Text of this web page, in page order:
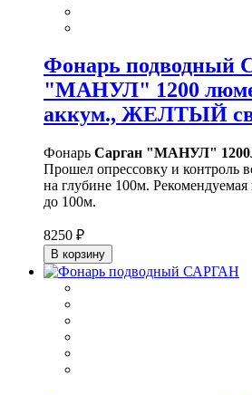
Фонарь подводный
"МАНУЛ" 1200
аккум., ЖЕЛТЫЙ
Фонарь Сарган "МАНУЛ"
Прошел опрессовку и контроль
на глубине 100м. Рекомендуемая
до 100м.
8250 ₽
В корзину